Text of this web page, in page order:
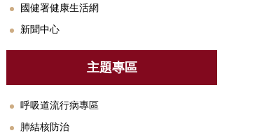
國健署健康生活網
新聞中心
主題專區
呼吸道流行病專區
肺結核防治